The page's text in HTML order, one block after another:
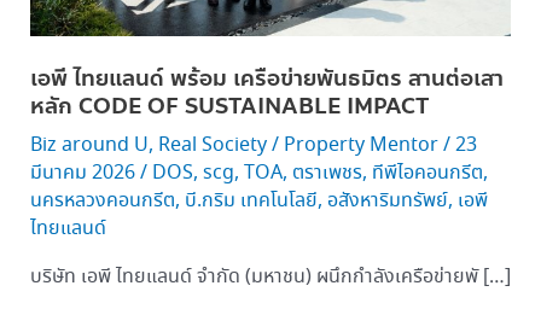
เอพี ไทยแลนด์ พร้อม เครือข่ายพันธมิตร สานต่อเสา
หลัก CODE OF SUSTAINABLE IMPACT
Biz around U, Real Society/ Property Mentor/23
มีนาคม 2026/ DOS, scg, TOA, ตราเพชร, ทีพีไอคอนกรีต,
นครหลวงคอนกรีต, บี.กริม เทคโนโลยี, อสังหาริมทรัพย์, เอพี
ไทยแลนด์
บริษัท เอพี ไทยแลนด์ จำกัด (มหาชน) ผนึกกำลังเครือข่ายพั […]
OF
IMPACT